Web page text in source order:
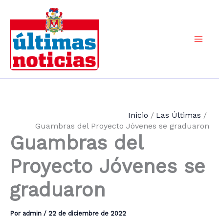
contenido
Inicio
Las Últimas
Guambras del Proyecto Jóvenes se graduaron
Guambras del
Proyecto Jóvenes se
graduaron
Por admin / 22 de diciembre de 2022